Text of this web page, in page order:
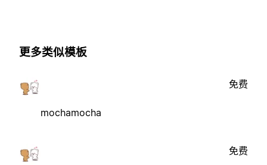
更多类似模板
mochamocha
免费
免费